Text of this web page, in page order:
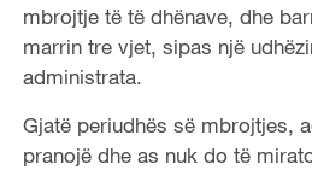
mbrojtje të të dhënave, dhe
marrin tre vjet, sipas një
administrata.
Gjatë periudhës së mbrojtjes,
pranojë dhe as nuk do të